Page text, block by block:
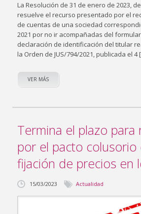
La Resolución de 31 de enero de 2023, de
resuelve el recurso presentado por el
de cuentas de una sociedad
2021 por no ir acompañadas del
declaración de identificación del titular
la Orden de JUS/794/2021, publicada el 4
VER MÁS
Termina el plazo para
por el pacto colusorio
fijación de precios en
15/03/2023 Actualidad